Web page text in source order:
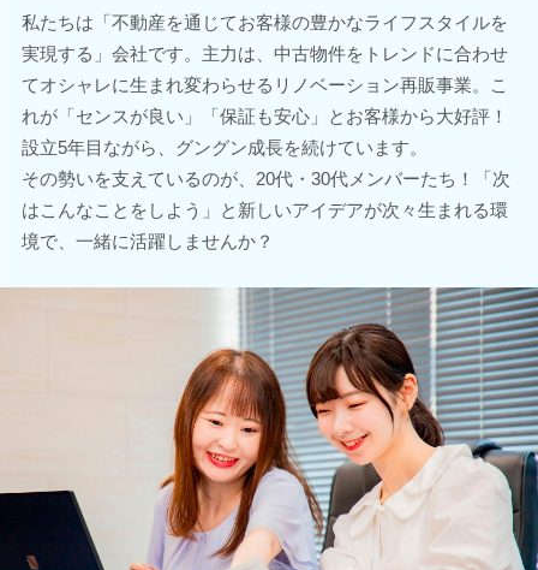
私たちは「不動産を通じてお客様の豊かなライフスタイルを
実現する」会社です。主力は、中古物件をトレンドに合わせ
てオシャレに生まれ変わらせるリノベーション再販事業。こ
れが「センスが良い」「保証も安心」とお客様から大好評！
設立5年目ながら、グングン成長を続けています。
その勢いを支えているのが、20代・30代メンバーたち！「次
はこんなことをしよう」と新しいアイデアが次々生まれる環
境で、一緒に活躍しませんか？